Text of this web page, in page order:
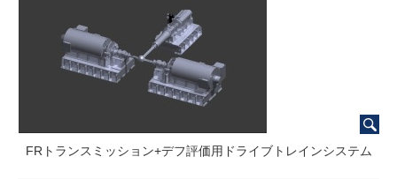
FRトランスミッション+デフ評価用ドライブトレインシステム